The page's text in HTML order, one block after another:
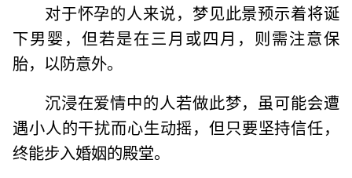
对于怀孕的人来说，梦见此景预示着将诞
下男婴，但若是在三月或四月，则需注意保
胎，以防意外。
沉浸在爱情中的人若做此梦，虽可能会遭
遇小人的干扰而心生动摇，但只要坚持信任，
终能步入婚姻的殿堂。